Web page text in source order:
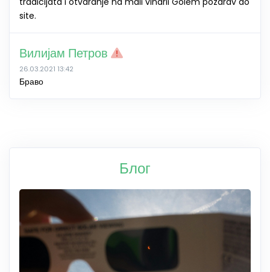
site.
Вилијам Петров
26.03.2021 13:42
Браво
Блог